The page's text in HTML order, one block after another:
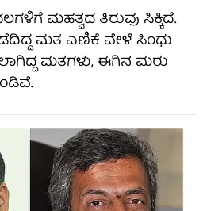
ಮಹತ್ವದ ತಿರುವು ಸಿಕ್ಕಿದೆ.
ಮತ ಎಣಿಕೆ ವೇಳೆ ಸಿಂಧು
ಮತಗಳು, ಈಗಿನ ಮರು